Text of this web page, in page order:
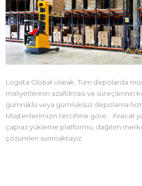
Logista Global olarak; Tüm depolarda
maliyetlerinin azaltılması ve süreçlerinin
gümrüklü veya gümrüksüz depolama
Müşterilerimizin tercihine göre; ihracat
çapraz yükleme platformu, dağıtım
çözümleri sunmaktayız.